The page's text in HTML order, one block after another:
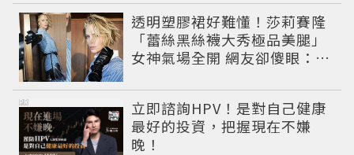
透明塑膠裙好難懂！莎莉賽隆
「蕾絲黑絲襪大秀極品美腿」
女神氣場全開 網友卻傻眼：造
立即諮詢HPV！是對自己健康
最好的投資，把握現在不嫌
晚！
PR